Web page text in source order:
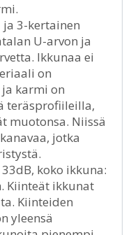
ja 3-kertainen
U-arvon ja
Ikkunaa ei
on
karmi on
teräsprofiileilla,
muotonsa. Niissä
jotka
koko ikkuna:
Kiinteät ikkunat
Kiinteiden
yleensä